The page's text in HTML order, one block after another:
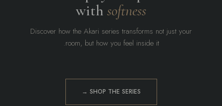
with softness
Discover how the Akari series transforms not just your
room, but how you feel inside it.
SHOP THE SERIES →